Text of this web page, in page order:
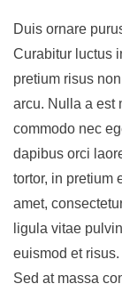
Duis ornare
Curabitur luctus
pretium risus
arcu. Nulla a est
commodo nec
dapibus orci
tortor, in pretium
amet,
ligula vitae
euismod et
Sed at massa